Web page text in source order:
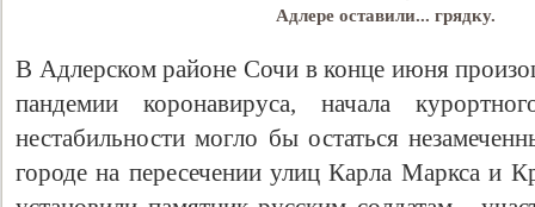
Адлере оставили... грядку.
В Адлерском районе Сочи в конце июня
пандемии коронавируса, начала
нестабильности могло бы остаться
городе на пересечении улиц Карла Маркса и